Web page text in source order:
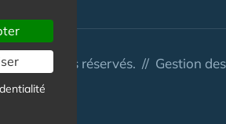
Tous droits réservés. // Gestion des
cookies